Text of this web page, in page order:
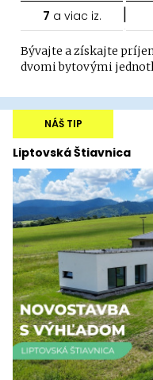
7 a viac iz. |
Bývajte a získajte
dvomi bytovými
Liptovská Štiavnica
NÁŠ TIP